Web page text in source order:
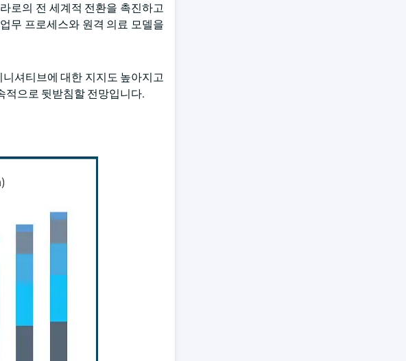
로의 전 세계적 전환을 촉진하고
무 프로세스와 원격 의료 모델을
셔티브에 대한 지지도 높아지고
적으로 뒷받침할 전망입니다.